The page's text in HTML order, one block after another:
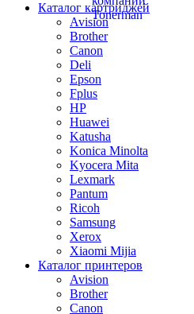
Каталог картриджей
Avision
Brother
Canon
Deli
Epson
Fplus
HP
Huawei
Katusha
Konica Minolta
Kyocera Mita
Lexmark
Pantum
Ricoh
Samsung
Xerox
Xiaomi Mijia
Каталог принтеров
Avision
Brother
Canon